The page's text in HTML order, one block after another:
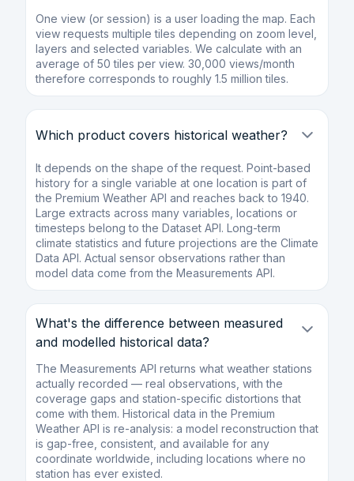
One view (or session) is a user loading the map. Each
view requests multiple tiles depending on zoom level,
layers and selected variables. We calculate with an
average of 50 tiles per view. 30,000 views/month
therefore corresponds to roughly 1.5 million tiles.
Which product covers historical weather?
It depends on the shape of the request. Point-based
history for a single variable at one location is part of
the Premium Weather API and reaches back to 1940.
Large extracts across many variables, locations or
timesteps belong to the Dataset API. Long-term
climate statistics and future projections are the Climate
Data API. Actual sensor observations rather than
model data come from the Measurements API.
What's the difference between measured
and modelled historical data?
The Measurements API returns what weather stations
actually recorded — real observations, with the
coverage gaps and station-specific distortions that
come with them. Historical data in the Premium
Weather API is re-analysis: a model reconstruction that
is gap-free, consistent, and available for any
coordinate worldwide, including locations where no
station has ever existed.